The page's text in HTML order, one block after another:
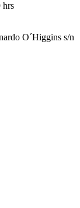
hrs
O´Higgins s/n